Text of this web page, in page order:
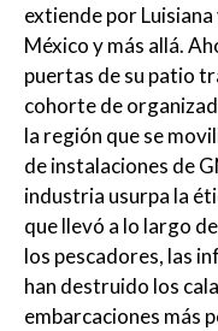
extiende por
México y más allá.
puertas de su patio
cohorte de
la región que se
de instalaciones de
industria usurpa la
que llevó a lo largo
los pescadores, las
han destruido los
embarcaciones más